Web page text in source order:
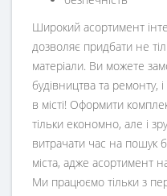
Широкий асортимент
дозволяє придбати не
матеріали. Ви можете
будівництва та ремонту,
в місті! Оформити
тільки економно, але і
витрачати час на пошук
міста, адже асортимент
Ми працюємо тільки з